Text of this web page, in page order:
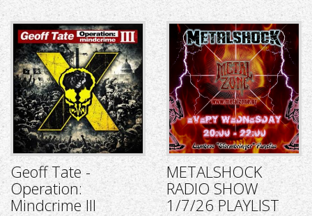
Geoff Tate -
Operation:
Mindcrime III
METALSHOCK
RADIO SHOW
1/7/26 PLAYLIST